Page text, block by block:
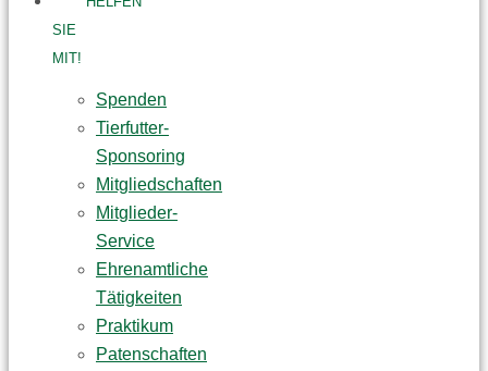
SIE
MIT!
Spenden
Tierfutter-
Sponsoring
Mitgliedschaften
Mitglieder-
Service
Ehrenamtliche
Tätigkeiten
Praktikum
Patenschaften